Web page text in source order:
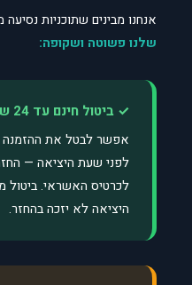
אנחנו מבינים שתוכניות
שלנו פשוטה ושקופה:
✓ ביטול חינם עד 24 שעות מראש
היציאה לא יזכה בהחזר.